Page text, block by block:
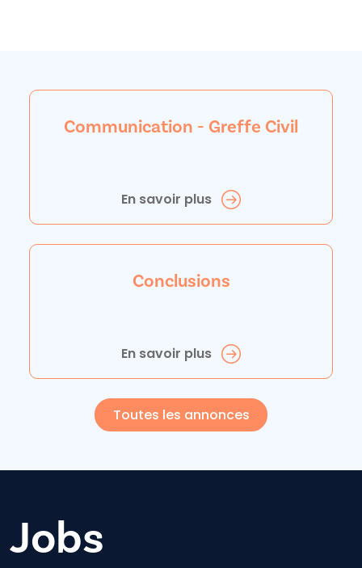
Communication - Greffe Civil
En savoir plus
Conclusions
En savoir plus
Toutes les annonces
Jobs